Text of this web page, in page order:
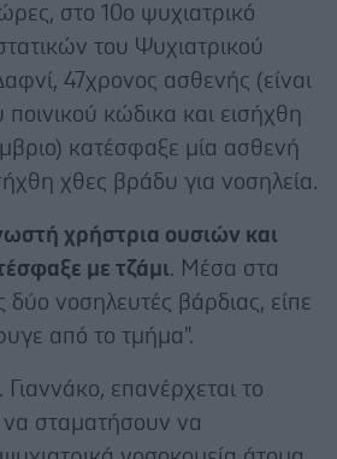
στο 10ο ψυχιατρικό
του Ψυχιατρικού
47χρονος ασθενής (είναι
κώδικα και εισήχθη
κατέσφαξε μία ασθενή
χθες βράδυ για νοσηλεία.
χρήστρια ουσιών και
με τζάμι. Μέσα στα
δύο νοσηλευτές βάρδιας, είπε
από το τμήμα".
επανέρχεται το
να σταματήσουν να